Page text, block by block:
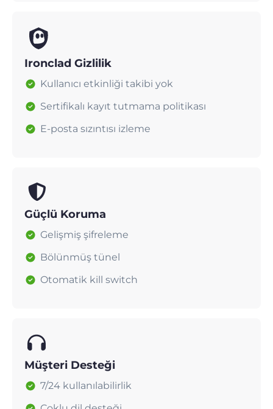
Ironclad Gizlilik
Kullanıcı etkinliği takibi yok
Sertifikalı kayıt tutmama politikası
E-posta sızıntısı izleme
Güçlü Koruma
Gelişmiş şifreleme
Bölünmüş tünel
Otomatik kill switch
Müşteri Desteği
7/24 kullanılabilirlik